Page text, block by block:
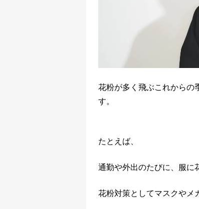
花粉が多く飛ぶこれからの
す。
たとえば、
通勤や外出のたびに、服に
花粉対策としてマスクやメ